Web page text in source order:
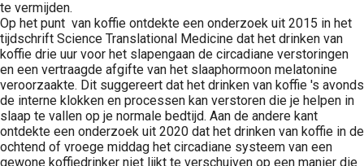
te vermijden.
Op het punt van koffie ontdekte een onderzoek uit 2015 in het
tijdschrift Science Translational Medicine dat het drinken van
koffie drie uur voor het slapengaan de circadiane verstoringen
en een vertraagde afgifte van het slaaphormoon melatonine
veroorzaakte. Dit suggereert dat het drinken van koffie 's avonds
de interne klokken en processen kan verstoren die je helpen in
slaap te vallen op je normale bedtijd. Aan de andere kant
ontdekte een onderzoek uit 2020 dat het drinken van koffie in de
ochtend of vroege middag het circadiane systeem van een
gewone koffiedrinker niet lijkt te verschuiven op een manier die